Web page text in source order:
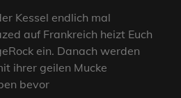
Kessel endlich mal
auf Frankreich heizt Euch
ein. Danach werden
ihrer geilen Mucke
bevor